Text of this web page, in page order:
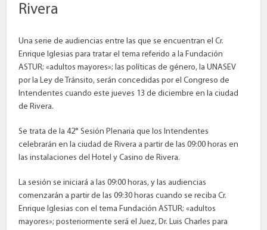
Rivera
Una serie de audiencias entre las que se encuentran el Cr.
Enrique Iglesias para tratar el tema referido a la Fundación
ASTUR; «adultos mayores»; las políticas de género, la UNASEV
por la Ley de Tránsito, serán concedidas por el Congreso de
Intendentes cuando este jueves 13 de diciembre en la ciudad
de Rivera.
Se trata de la 42° Sesión Plenaria que los Intendentes
celebrarán en la ciudad de Rivera a partir de las 09:00 horas en
las instalaciones del Hotel y Casino de Rivera.
La sesión se iniciará a las 09:00 horas, y las audiencias
comenzarán a partir de las 09:30 horas cuando se reciba Cr.
Enrique Iglesias con el tema Fundación ASTUR; «adultos
mayores»; posteriormente será el Juez, Dr. Luis Charles para